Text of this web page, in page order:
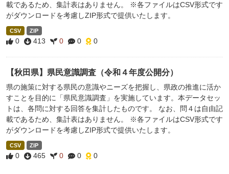
載であるため、集計表はありません。 ※各ファイルはCSV形式です
がダウンロードを考慮しZIP形式で提供いたします。
CSV ZIP
0 413 0 0 0
【秋田県】県民意識調査（令和４年度公開分）
県の施策に対する県民の意識やニーズを把握し、県政の推進に活か
すことを目的に「県民意識調査」を実施しています。本データセッ
トは、各問に対する回答を集計したものです。 なお、問４は自由記
載であるため、集計表はありません。 ※各ファイルはCSV形式です
がダウンロードを考慮しZIP形式で提供いたします。
CSV ZIP
0 465 0 0 0